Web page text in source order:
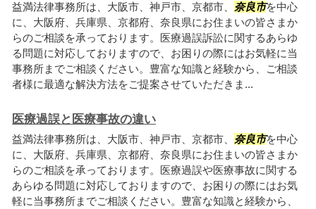
益満法律事務所は、大阪市、神戸市、京都市、 奈良市を中心
に、大阪府、兵庫県、京都府、奈良県にお住まいの皆さまか
らのご相談を承っております。医療過誤訴訟に関するあらゆ
る問題に対応しておりますので、お困りの際にはお気軽に当
事務所までご相談ください。豊富な知識と経験から、ご相談
者様に最適な解決方法をご提案させていただきま...
医療過誤と医療事故の違い
益満法律事務所は、大阪市、神戸市、京都市、 奈良市を中心
に、大阪府、兵庫県、京都府、奈良県にお住まいの皆さまか
らのご相談を承っております。医療過誤や医療事故に関する
あらゆる問題に対応しておりますので、お困りの際にはお気
軽に当事務所までご相談ください。豊富な知識と経験から、